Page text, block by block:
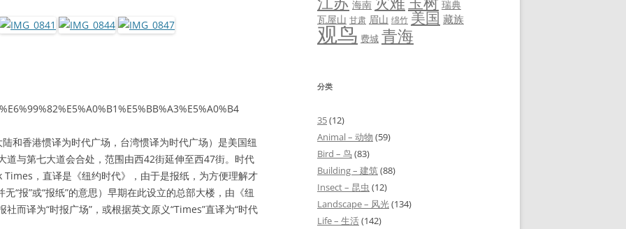
和香港惯译为时代广场，台湾惯译为时代广场）是美国纽
道与第七大道会合处，范围由西42街延伸至西47街。时代
，直译是《纽约时代》，由于是报纸，为方便理解才
“报”或“报纸”的意思）早期在此设立的总部大楼，由《纽
而译为“时报广场”，或根据英文原义“Times”直译为“时代
海南
瑞典
瓦屋山 甘肃 眉山 绵竹 美国 藏族
观鸟 费城 青海
分类
35(12)
Animal – 动物 (59)
Bird – 鸟(83)
Building – 建筑(88)
Insect – 昆虫 (12)
Landscape – 风光(134)
Life – 生活(142)